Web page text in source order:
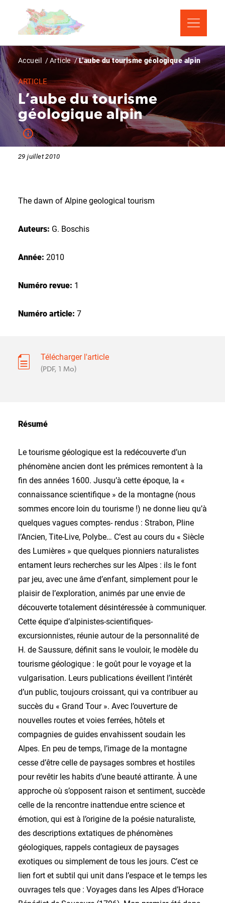
contenu
Fil
Accueil Article L’aube du tourisme géologique alpin
ARTICLE
L’aube du tourisme
géologique alpin
29 juillet 2010
The dawn of Alpine geological tourism
Auteurs: G. Boschis
Année: 2010
Numéro revue: 1
Numéro article: 7
Télécharger l'article
(PDF, 1 Mo)
Résumé
Le tourisme géologique est la redécouverte d’un
phénomène ancien dont les prémices remontent à la
fin des années 1600. Jusqu’à cette époque, la «
connaissance scientifique » de la montagne (nous
sommes encore loin du tourisme !) ne donne lieu qu’à
quelques vagues comptes- rendus : Strabon, Pline
l’Ancien, Tite-Live, Polybe… C’est au cours du « Siècle
des Lumières » que quelques pionniers naturalistes
entament leurs recherches sur les Alpes : ils le font
par jeu, avec une âme d’enfant, simplement pour le
plaisir de l’exploration, animés par une envie de
découverte totalement désintéressée à communiquer.
Cette équipe d’alpinistes-scientifiques-
excursionnistes, réunie autour de la personnalité de
H. de Saussure, définit sans le vouloir, le modèle du
tourisme géologique : le goût pour le voyage et la
vulgarisation. Leurs publications éveillent l’intérêt
d’un public, toujours croissant, qui va contribuer au
succès du « Grand Tour ». Avec l’ouverture de
nouvelles routes et voies ferrées, hôtels et
compagnies de guides envahissent soudain les
Alpes. En peu de temps, l’image de la montagne
cesse d’être celle de paysages sombres et hostiles
pour revêtir les habits d’une beauté attirante. À une
approche où s’opposent raison et sentiment, succède
celle de la rencontre inattendue entre science et
émotion, qui est à l’origine de la poésie naturaliste,
des descriptions extatiques de phénomènes
géologiques, rappels contagieux de paysages
exotiques ou simplement de tous les jours. C’est ce
lien fort et subtil qui unit dans l’espace et le temps les
ouvrages tels que : Voyages dans les Alpes d’Horace